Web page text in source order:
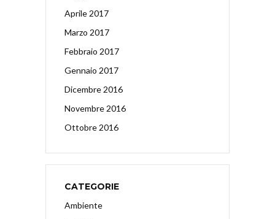
Aprile 2017
Marzo 2017
Febbraio 2017
Gennaio 2017
Dicembre 2016
Novembre 2016
Ottobre 2016
CATEGORIE
Ambiente